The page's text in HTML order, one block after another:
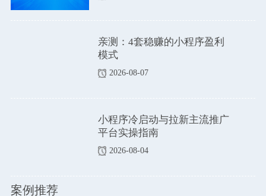
亲测：4套稳赚的小程序盈利
模式
2026-08-07
小程序冷启动与拉新主流推广
平台实操指南
2026-08-04
案例推荐